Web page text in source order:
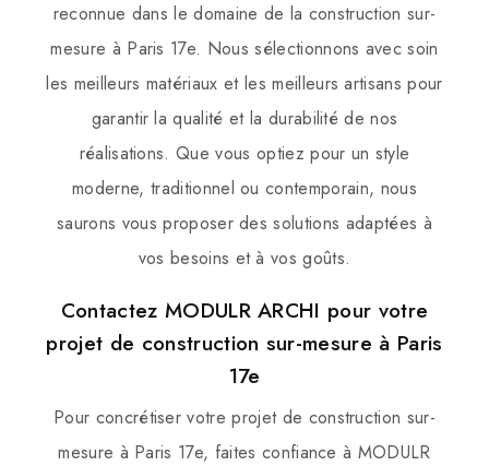
reconnue dans le domaine de la construction sur-
mesure à Paris 17e. Nous sélectionnons avec soin
les meilleurs matériaux et les meilleurs artisans pour
garantir la qualité et la durabilité de nos
réalisations. Que vous optiez pour un style
moderne, traditionnel ou contemporain, nous
saurons vous proposer des solutions adaptées à
vos besoins et à vos goûts.
Contactez MODULR ARCHI pour votre
projet de construction sur-mesure à Paris
17e
Pour concrétiser votre projet de construction sur-
mesure à Paris 17e, faites confiance à MODULR